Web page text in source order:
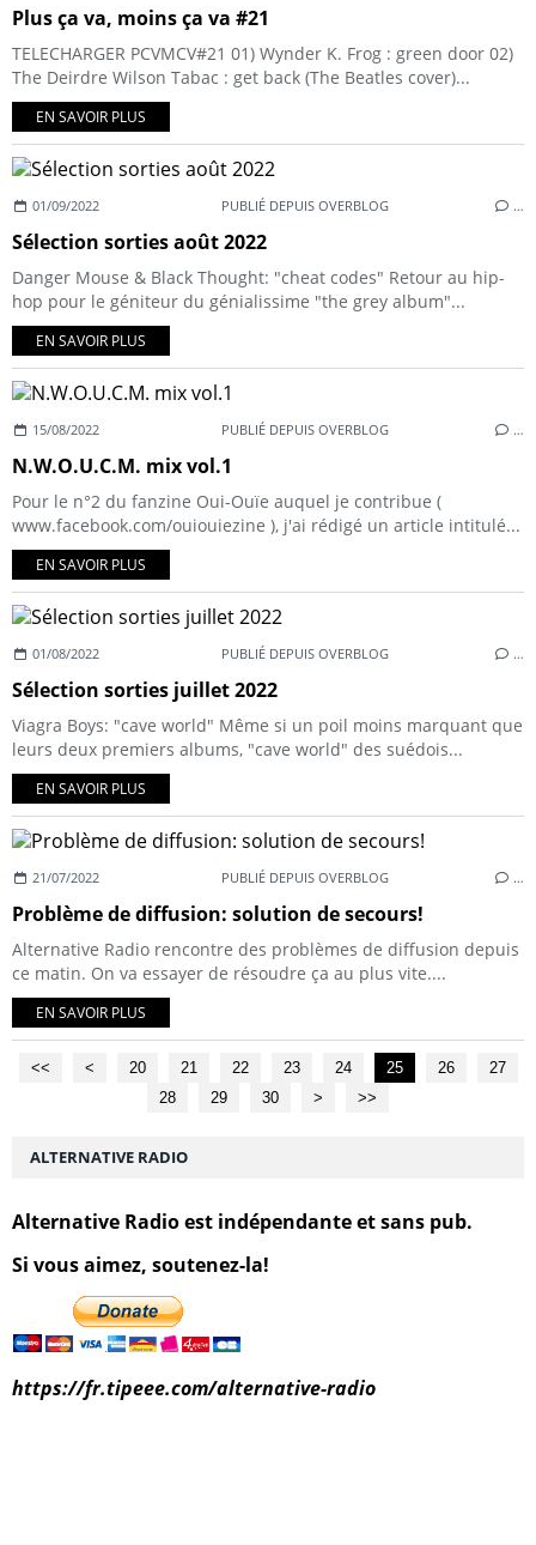
Plus ça va, moins ça va #21
TELECHARGER PCVMCV#21 01) Wynder K. Frog : green door 02)
The Deirdre Wilson Tabac : get back (The Beatles cover)...
EN SAVOIR PLUS
01/09/2022 PUBLIÉ DEPUIS OVERBLOG …
Sélection sorties août 2022
Danger Mouse & Black Thought: "cheat codes" Retour au hip-
hop pour le géniteur du génialissime "the grey album"...
EN SAVOIR PLUS
15/08/2022 PUBLIÉ DEPUIS OVERBLOG …
N.W.O.U.C.M. mix vol.1
Pour le n°2 du fanzine Oui-Ouïe auquel je contribue (
www.facebook.com/ouiouiezine ), j'ai rédigé un article intitulé...
EN SAVOIR PLUS
01/08/2022 PUBLIÉ DEPUIS OVERBLOG …
Sélection sorties juillet 2022
Viagra Boys: "cave world" Même si un poil moins marquant que
leurs deux premiers albums, "cave world" des suédois...
EN SAVOIR PLUS
21/07/2022 PUBLIÉ DEPUIS OVERBLOG …
Problème de diffusion: solution de secours!
Alternative Radio rencontre des problèmes de diffusion depuis
ce matin. On va essayer de résoudre ça au plus vite....
EN SAVOIR PLUS
<< < 10
20 21 22 23 24 25 26
27
28
29 30 40
50
60
70
80
> >>
ALTERNATIVE RADIO
Alternative Radio est indépendante et sans pub.
Si vous aimez, soutenez-la!
https://fr.tipeee.com/alternative-radio